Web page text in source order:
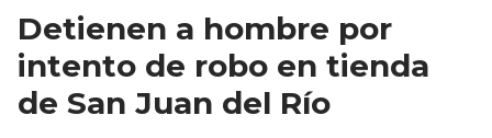
Detienen a hombre por
intento de robo en tienda
de San Juan del Río